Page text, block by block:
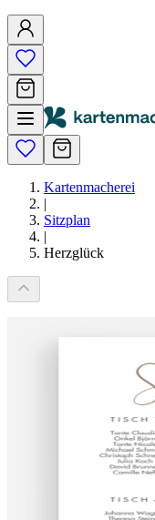
Kartenmacherei
|
Sitzplan
|
Herzglück